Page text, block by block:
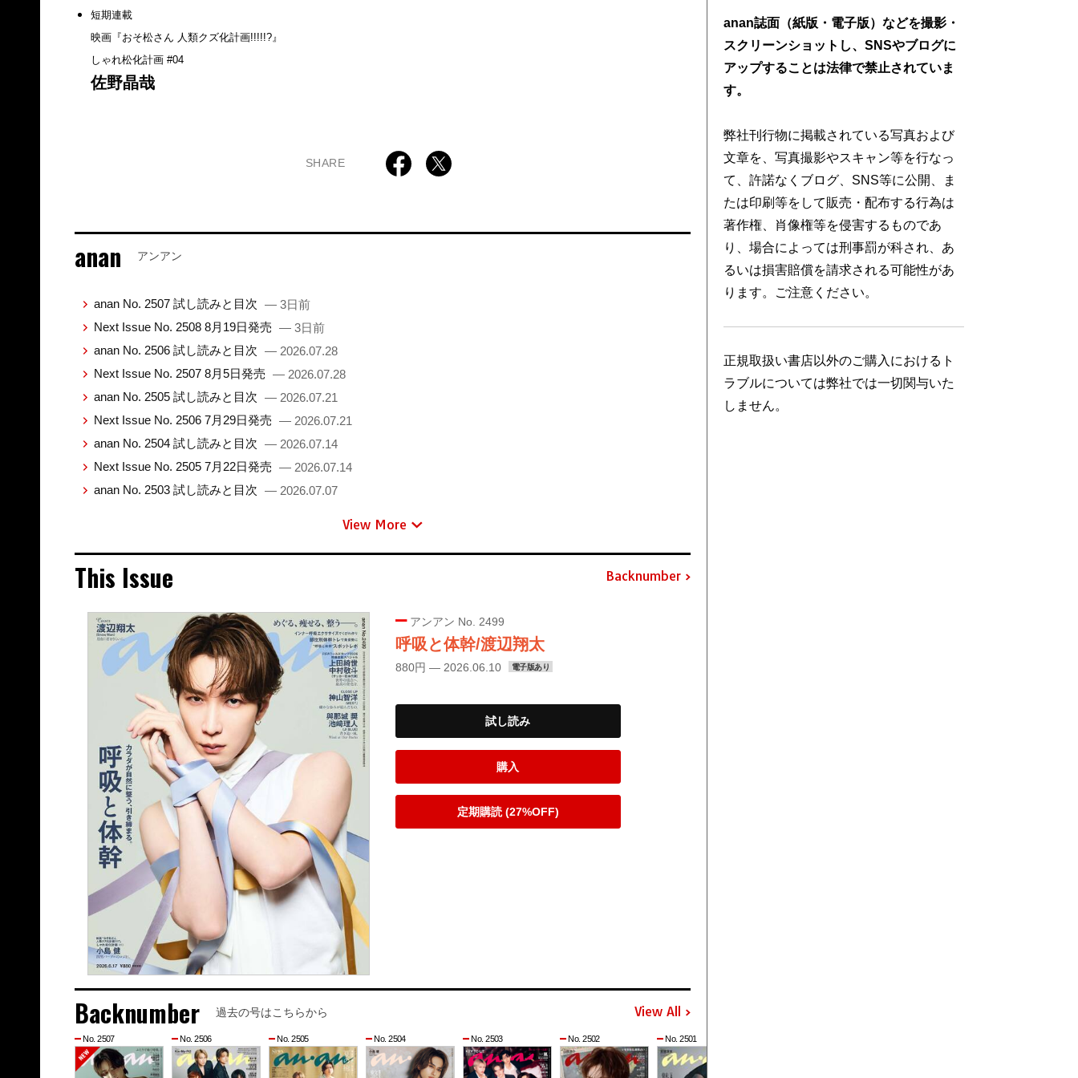
短期連載
映画『おそ松さん 人類クズ化計画!!!!!?』
しゃれ松化計画 #04
佐野晶哉
SHARE
anan アンアン
anan No. 2507 試し読みと目次 — 3日前
Next Issue No. 2508 8月19日発売 — 3日前
anan No. 2506 試し読みと目次 — 2026.07.28
Next Issue No. 2507 8月5日発売 — 2026.07.28
anan No. 2505 試し読みと目次 — 2026.07.21
Next Issue No. 2506 7月29日発売 — 2026.07.21
anan No. 2504 試し読みと目次 — 2026.07.14
Next Issue No. 2505 7月22日発売 — 2026.07.14
anan No. 2503 試し読みと目次 — 2026.07.07
View More
This Issue Backnumber
アンアン No. 2499
呼吸と体幹/渡辺翔太
880円 — 2026.06.10 電子版あり
試し読み
購入
定期購読 (27%OFF)
Backnumber 過去の号はこちらから View All
No. 2507 No. 2506 No. 2505 No. 2504 No. 2503 No. 2502 No. 2501
anan誌面（紙版・電子版）などを撮影・
スクリーンショットし、SNSやブログに
アップすることは法律で禁止されていま
す。
弊社刊行物に掲載されている写真および
文章を、写真撮影やスキャン等を行なっ
て、許諾なくブログ、SNS等に公開、ま
たは印刷等をして販売・配布する行為は
著作権、肖像権等を侵害するものであ
り、場合によっては刑事罰が科され、あ
るいは損害賠償を請求される可能性があ
ります。ご注意ください。
正規取扱い書店以外のご購入におけるト
ラブルについては弊社では一切関与いた
しません。